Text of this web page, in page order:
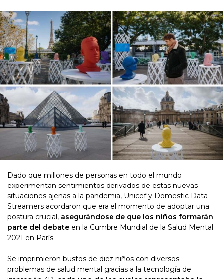
Dado que millones de personas en todo el mundo
experimentan sentimientos derivados de estas nuevas
situaciones ajenas a la pandemia, Unicef y Domestic Data
Streamers acordaron que era el momento de adoptar una
postura crucial, asegurándose de que los niños formarán
parte del debate en la Cumbre Mundial de la Salud Mental
2021 en París.
Se imprimieron bustos de diez niños con diversos
problemas de salud mental gracias a la tecnología de